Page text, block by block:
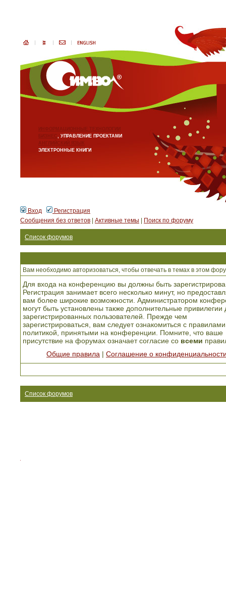
ИНФОРМАЦИОННЫЕ ТЕХНОЛОГИИ
БИЗНЕС, УПРАВЛЕНИЕ ПРОЕКТАМИ
АНГЛИЙСКИЙ ЯЗЫК
ЭЛЕКТРОННЫЕ КНИГИ
Вход
Регистрация
Сообщения без ответов
Активные темы Поиск по форуму
Список форумов
Вам необходимо авторизоваться, чтобы отвечать в темах в этом
Для входа на конференцию вы должны быть
Регистрация занимает всего несколько минут, но
вам более широкие возможности. Администратором
могут быть установлены также дополнительные привилегии
зарегистрированных пользователей. Прежде чем
зарегистрироваться, вам следует ознакомиться с
политикой, принятыми на конференции. Помните, что ваше
присутствие на форумах означает согласие со всеми
Общие правила
Соглашение о
Список форумов